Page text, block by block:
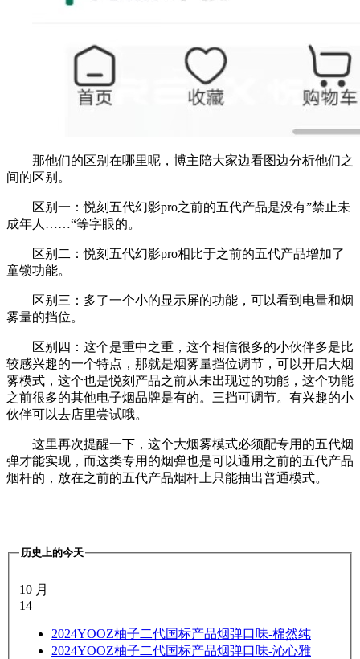
那他们的区别在哪里呢，博主陪大家边看图边分析他们之
间的区别。
区别一：悦刻五代幻影pro之前的五代产品是没有”禁止未
成年人……“等字眼的。
区别二：悦刻五代幻影pro相比于之前的五代产品增加了
童锁功能。
区别三：多了一个小的显示屏的功能，可以看到电量和烟
雾量的挡位。
区别四：这个是重中之重，这个相信很多的小伙伴多是比
较感兴趣的一个特点，那就是烟雾量挡位调节，可以开启大烟
雾模式，这个也是悦刻产品之前从未出现过的功能，这个功能
之前很多的其他电子烟品牌是有的。三挡可调节。有兴趣的小
伙伴可以去店里尝试哦。
这里再次提醒一下，这个大烟雾模式必须配专用的五代烟
弹才能实现，而这类专用的烟弹也是可以通用之前的五代产品
烟杆的，放在之前的五代产品烟杆上只能抽出普通模式。
历史上的今天
10 月
14
2024YOOZ柚子二代国标产品烟弹口味-棉然纯
2024YOOZ柚子二代国标产品烟弹口味-沁心雅